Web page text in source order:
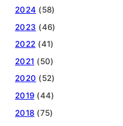
2024 (58)
2023 (46)
2022 (41)
2021 (50)
2020 (52)
2019 (44)
2018 (75)